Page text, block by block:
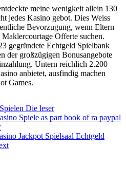
meine wenigkeit allein 130
jedes Kasino gebot. Dies Weiss
Bevorzugung, wenn Eltern
Offerte suchen.
gegründete Echtgeld Spielbank
der großzügigen Bonusangebote
Untern reichlich 2.200
anbietet, ausfindig machen
Games.
Die leser
Spiele as part book of ra paypal
Jackpot Spielsaal Echtgeld